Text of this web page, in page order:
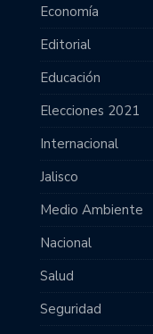
Economía
Editorial
Educación
Elecciones 2021
Internacional
Jalisco
Medio Ambiente
Nacional
Salud
Seguridad